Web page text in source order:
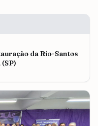
da Rio-Santos